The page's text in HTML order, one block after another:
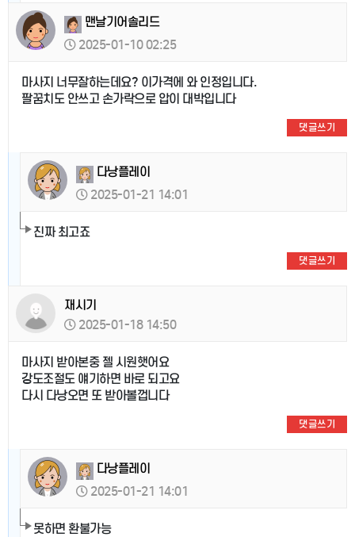
맨날기어솔리드
2025-01-10 02:25
마사지 너무잘하는데요? 이가격에 와 인정입니다.
팔꿈치도 안쓰고 손가락으로 압이 대박입니다
댓글쓰기
다낭플레이
2025-01-21 14:01
진짜 최고죠
댓글쓰기
재시기
2025-01-18 14:50
마사지 받아본중 젤 시원햇어요
강도조절도 얘기하면 바로 되고요
다시 다낭오면 또 받아볼껍니다
댓글쓰기
다낭플레이
2025-01-21 14:01
못하면 환불가능